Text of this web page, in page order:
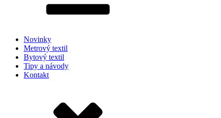
Novinky
Metrový textil
Bytový textil
Tipy a návody
Kontakt